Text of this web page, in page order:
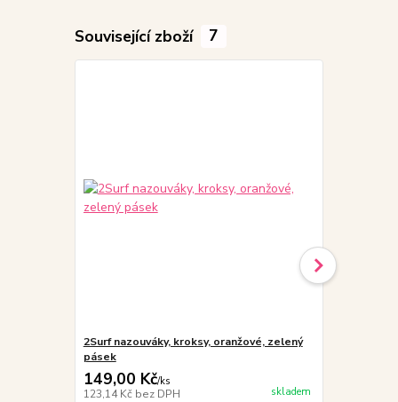
Související zboží 7
2Surf nazouváky, kroksy, oranžové, zelený
pásek
149,00 Kč/ks
123,14 Kč bez DPH skladem